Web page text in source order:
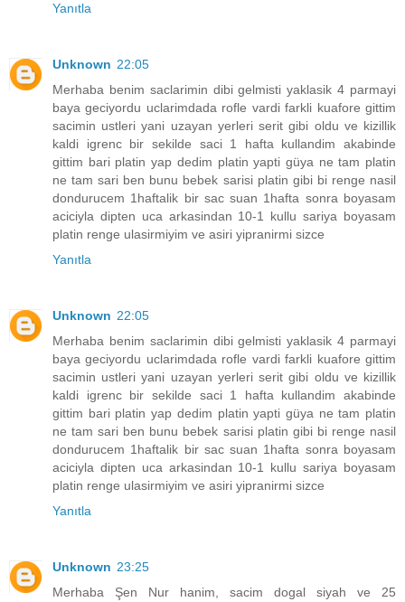
Yanıtla
Unknown 22:05
Merhaba benim saclarimin dibi gelmisti yaklasik 4 parmayi
baya geciyordu uclarimdada rofle vardi farkli kuafore gittim
sacimin ustleri yani uzayan yerleri serit gibi oldu ve kizillik
kaldi igrenc bir sekilde saci 1 hafta kullandim akabinde
gittim bari platin yap dedim platin yapti güya ne tam platin
ne tam sari ben bunu bebek sarisi platin gibi bi renge nasil
dondurucem 1haftalik bir sac suan 1hafta sonra boyasam
aciciyla dipten uca arkasindan 10-1 kullu sariya boyasam
platin renge ulasirmiyim ve asiri yipranirmi sizce
Yanıtla
Unknown 22:05
Merhaba benim saclarimin dibi gelmisti yaklasik 4 parmayi
baya geciyordu uclarimdada rofle vardi farkli kuafore gittim
sacimin ustleri yani uzayan yerleri serit gibi oldu ve kizillik
kaldi igrenc bir sekilde saci 1 hafta kullandim akabinde
gittim bari platin yap dedim platin yapti güya ne tam platin
ne tam sari ben bunu bebek sarisi platin gibi bi renge nasil
dondurucem 1haftalik bir sac suan 1hafta sonra boyasam
aciciyla dipten uca arkasindan 10-1 kullu sariya boyasam
platin renge ulasirmiyim ve asiri yipranirmi sizce
Yanıtla
Unknown 23:25
Merhaba Şen Nur hanim, sacim dogal siyah ve 25